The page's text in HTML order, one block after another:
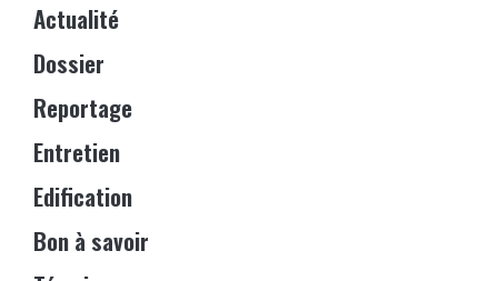
Actualité
Dossier
Reportage
Entretien
Edification
Bon à savoir